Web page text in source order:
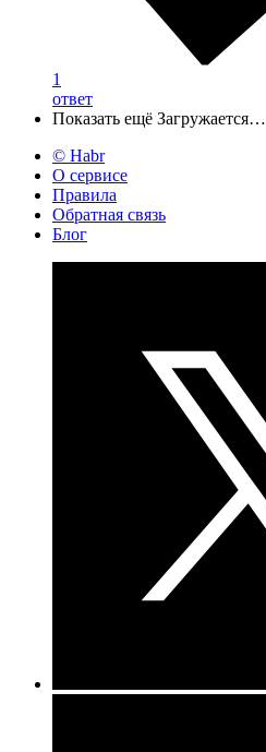
1
ответ
Показать ещё Загружается…
© Habr
О сервисе
Правила
Обратная связь
Блог